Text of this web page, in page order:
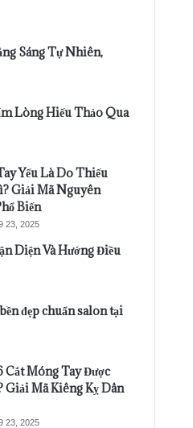
Sáng Tự Nhiên,
Lòng Hiếu Thảo Qua
Yếu Là Do Thiếu
Giải Mã Nguyên
Biến
23, 2025
Diện Và Hướng Điều
đẹp chuẩn salon tại
Cắt Móng Tay Được
Giải Mã Kiêng Kỵ Dân
23, 2025